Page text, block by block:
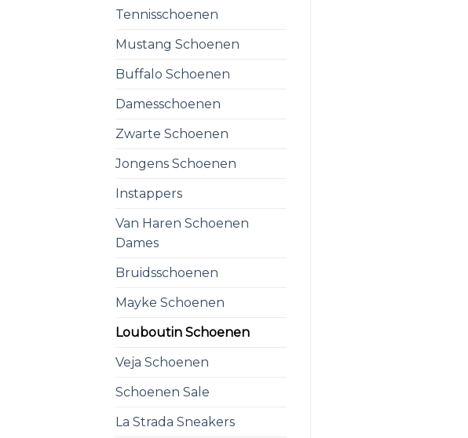
Tennisschoenen
Mustang Schoenen
Buffalo Schoenen
Damesschoenen
Zwarte Schoenen
Jongens Schoenen
Instappers
Van Haren Schoenen
Dames
Bruidsschoenen
Mayke Schoenen
Louboutin Schoenen
Veja Schoenen
Schoenen Sale
La Strada Sneakers